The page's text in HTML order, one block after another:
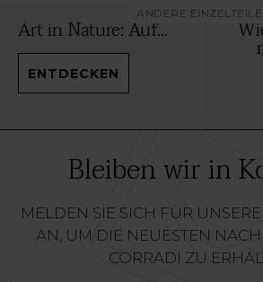
ANDERE EINZELTEILE:
Art in Nature: Auf...
ENTDECKEN
Bleiben wir in
MELDEN SIE SICH FÜR
AN, UM DIE NEUESTEN
CORRADI ZU